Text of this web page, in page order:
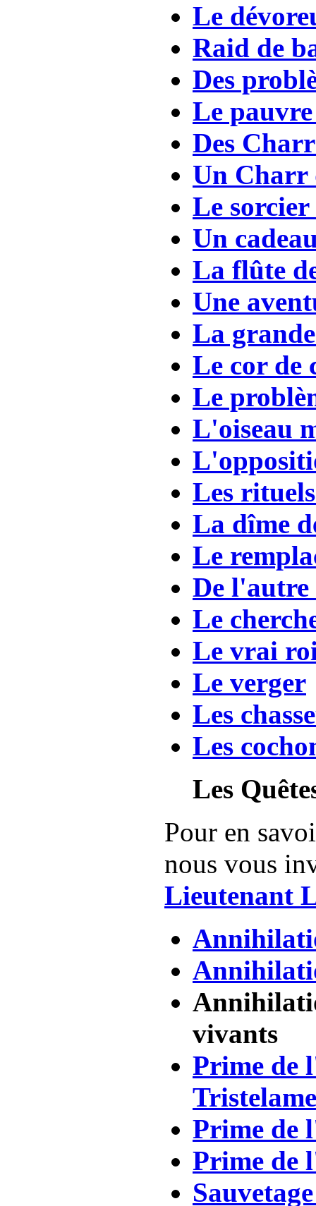
Le
Raid de
Des
Le
Des
Un Charr
Le sorcier
Un
La flûte
Une
La
Le cor de
Le
L'oiseau
Les
La dîme
Le
De l'autre
Le
Le vrai
Le verger
Les
Les
Les
Pour en
nous vous
Lieutenant
vivants
Prime de
Tristelame
Prime de
Prime de